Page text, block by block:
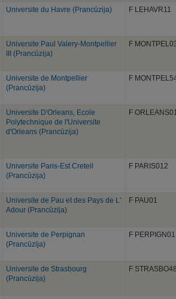
Universite du Havre (Prancūzija) F LEHAVR11
Universite Paul Valery-Montpellier
III (Prancūzija)
F
Universite de Montpellier
(Prancūzija)
F
Universite D'Orleans, Ecole
Polytechnique de l'Universite
d'Orleans (Prancūzija)
F
Universite Paris-Est Creteil
(Prancūzija)
F PARIS012
Universite de Pau et des Pays de L'
Adour (Prancūzija)
F PAU01
Universite de Perpignan
(Prancūzija)
F PERPIGN01
Universite de Strasbourg
(Prancūzija)
F